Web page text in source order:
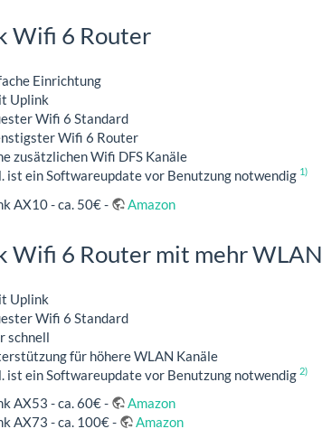
Wifi 6 Router
Einrichtung
Uplink
Wifi 6 Standard
Wifi 6 Router
zusätzlichen Wifi DFS Kanäle
ist ein Softwareupdate vor Benutzung notwendig 1)
AX10 - ca. 50€ - Amazon
Wifi 6 Router mit mehr
Uplink
Wifi 6 Standard
schnell
für höhere WLAN Kanäle
ist ein Softwareupdate vor Benutzung notwendig 2)
AX53 - ca. 60€ -
Amazon
AX73 - ca. 100€ -
Amazon